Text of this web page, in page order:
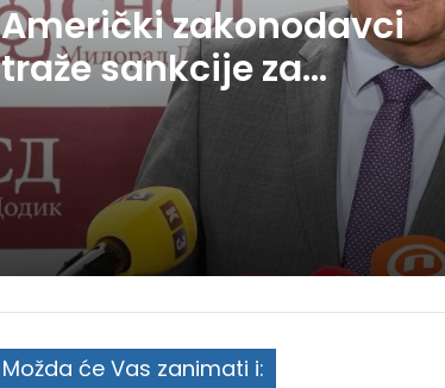
Američki zakonodavci
traže sankcije za
zvaničnike RS zbog
na Memorijalni centar
Srebrenica
Možda će Vas zanimati i: